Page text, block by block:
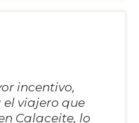
incentivo,
viajero que
Calaceite, lo